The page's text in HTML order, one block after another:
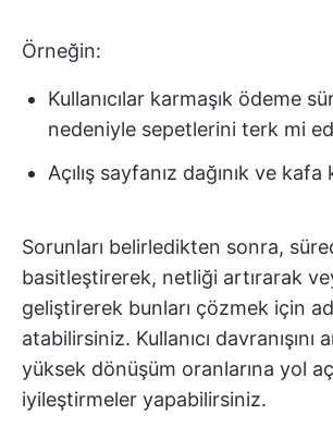
Örneğin:
Kullanıcılar karmaşık ödeme
nedeniyle sepetlerini terk mi
Açılış sayfanız dağınık ve kafa
Sorunları belirledikten sonra,
basitleştirerek, netliği artırarak
geliştirerek bunları çözmek için
atabilirsiniz. Kullanıcı davranışını
yüksek dönüşüm oranlarına yol
iyileştirmeler yapabilirsiniz.